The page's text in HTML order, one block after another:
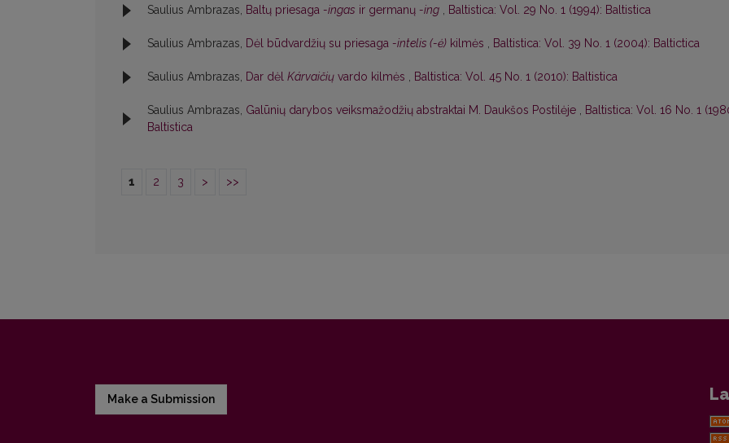
Saulius Ambrazas, Baltų priesaga -ingas ir germanų -ing , Baltistica: Vol. 29 No. 1 (1994): Baltistica
Saulius Ambrazas, Dėl būdvardžių su priesaga -intelis (-ė) kilmės , Baltistica: Vol. 39 No. 1 (2004): Baltictica
Saulius Ambrazas, Dar dėl Kárvaičių vardo kilmės , Baltistica: Vol. 45 No. 1 (2010): Baltistica
Saulius Ambrazas, Galūnių darybos veiksmažodžių abstraktai M. Daukšos Postilėje , Baltistica: Vol. 16 No. 1
Baltistica
1 2 3 > >>
Make a Submission